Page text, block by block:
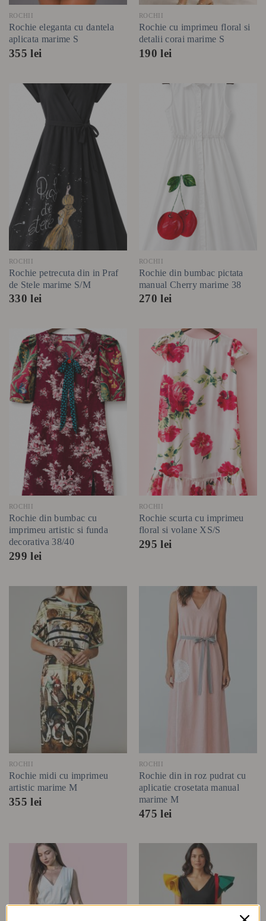
ROCHII
Rochie eleganta cu dantela
aplicata marime S
355lei
ROCHII
Rochie cu imprimeu floral si
detalii corai marime S
190lei
ROCHII
Rochie petrecuta din in Praf
de Stele marime S/M
330lei
ROCHII
Rochie din bumbac pictata
manual Cherry marime 38
270lei
ROCHII
Rochie din bumbac cu
imprimeu artistic si funda
decorativa 38/40
299lei
ROCHII
Rochie scurta cu imprimeu
floral si volane XS/S
295lei
ROCHII
Rochie midi cu imprimeu
artistic marime M
355lei
ROCHII
Rochie din in roz pudrat cu
aplicatie crosetata manual
marime M
475lei